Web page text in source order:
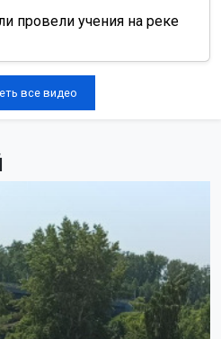
провели учения на реке
все видео